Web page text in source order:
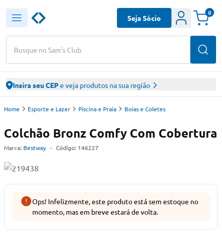
Busque no Sam's Club
Seja Sócio
0
Insira seu CEPe veja produtos na sua região
Home Esporte e Lazer Piscina e Praia Boias e Coletes
Colchão Bronz Comfy Com Cobertura
Marca: Bestway - Código: 146227
Ops! Infelizmente, este produto está sem estoque no
momento, mas em breve estará de volta.